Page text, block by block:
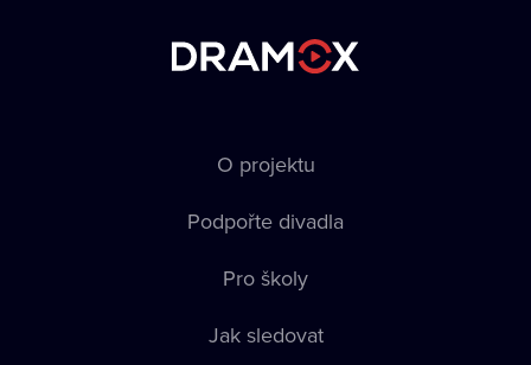
O projektu
Podpořte divadla
Pro školy
Jak sledovat